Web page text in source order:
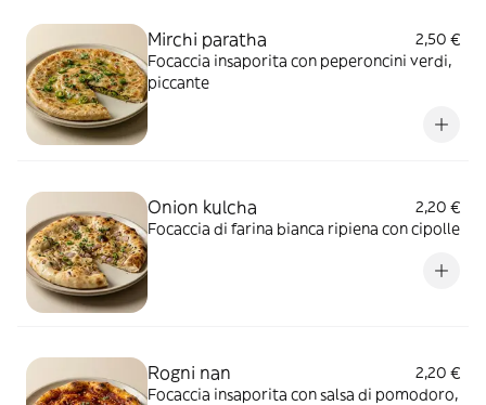
Mirchi paratha
2,50 €
Focaccia insaporita con peperoncini verdi,
piccante
Onion kulcha
2,20 €
Focaccia di farina bianca ripiena con cipolle
Rogni nan
2,20 €
Focaccia insaporita con salsa di pomodoro,